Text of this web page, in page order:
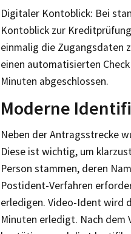
Digitaler Kontoblick: Bei
Kontoblick zur
einmalig die Zugangsdaten
einen automatisierten
Minuten abgeschlossen.
Moderne
Neben der Antragsstrecke
Diese ist wichtig, um
Person stammen, deren
Postident-Verfahren
erledigen. Video-Ident wird
Minuten erledigt. Nach dem